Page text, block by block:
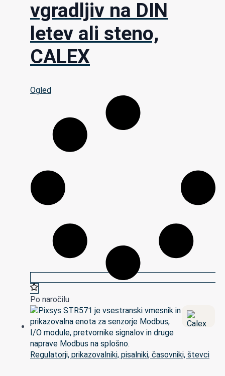
vgradljiv na DIN
letev ali steno,
CALEX
Ogled
Po naročilu
Regulatorji, prikazovalniki, pisalniki, časovniki, števci